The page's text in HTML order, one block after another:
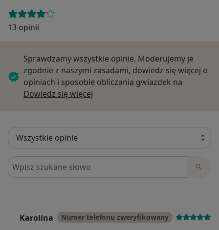
13 opinii
Sprawdzamy wszystkie opinie. Moderujemy je
zgodnie z naszymi zasadami, dowiedz się więcej o
opiniach i sposobie obliczania gwiazdek na
Dowiedz się więcej
Szukaj w opiniach
Karolina Numer telefonu zweryfikowany